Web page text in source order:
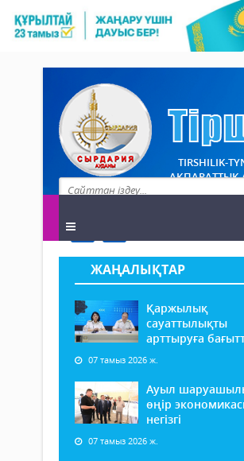
TIRSHILIK-
АҚПАРАТТЫҚ
ЖАҢАЛЫҚТАР
Қаржылық
сауаттылықты
арттыруға
07 тамыз 2026 ж.
Ауыл
өңір
негізгі
07 тамыз 2026 ж.